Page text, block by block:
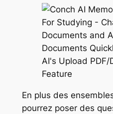
En plus des
pourrez poser des